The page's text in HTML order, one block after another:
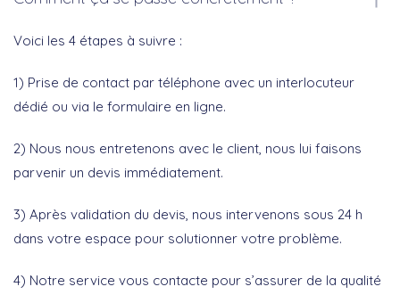
Voici les 4 étapes à suivre :
1) Prise de contact par téléphone avec un interlocuteur
dédié ou via le formulaire en ligne.
2) Nous nous entretenons avec le client, nous lui faisons
parvenir un devis immédiatement.
3) Après validation du devis, nous intervenons sous 24 h
dans votre espace pour solutionner votre problème.
4) Notre service vous contacte pour s’assurer de la qualité